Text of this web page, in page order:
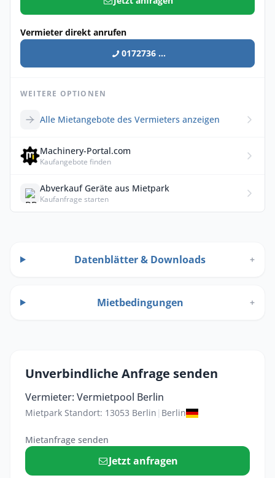
Vermieter direkt anrufen
0172736 ...
WEITERE OPTIONEN
Alle Mietangebote des Vermieters anzeigen
Machinery-Portal.com
Kaufangebote finden
Abverkauf Geräte aus Mietpark
Kaufanfrage starten
Datenblätter & Downloads +
Mietbedingungen +
Unverbindliche Anfrage senden
Vermieter: Vermietpool Berlin
Mietpark Standort: 13053 Berlin | Berlin
Mietanfrage senden
Jetzt anfragen